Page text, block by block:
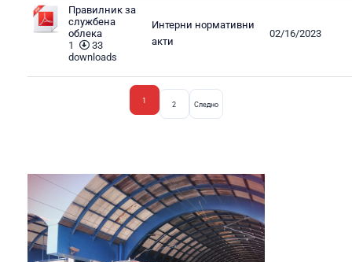
Правилник за
службена
облека
1
33
downloads
Интерни нормативни
акти
02/16/2023
1 2 Следно